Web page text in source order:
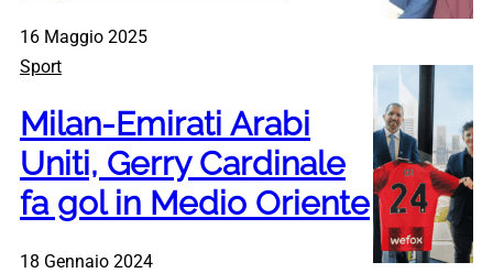
16 Maggio 2025
Sport
Milan-Emirati Arabi
Uniti, Gerry Cardinale
fa gol in Medio Oriente
18 Gennaio 2024